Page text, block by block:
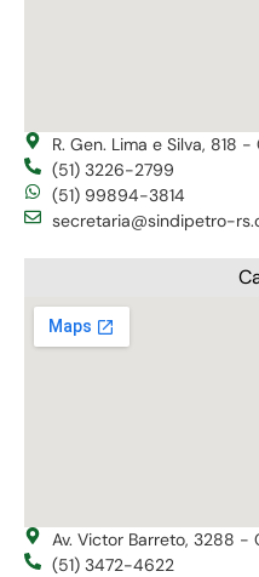
R. Gen. Lima e Silva, 818
(51) 3226-2799
(51) 99894-3814
secretaria@sindipetro-
Av. Victor Barreto, 3288
(51) 3472-4622